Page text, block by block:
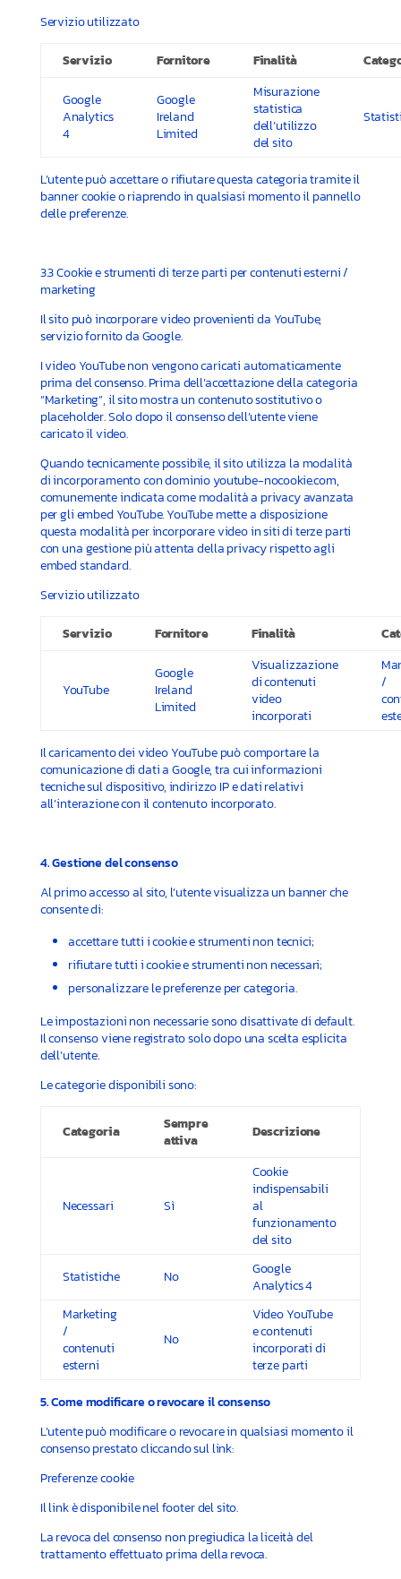
Servizio utilizzato
Servizio Fornitore Finalità
Google
Analytics
4
Google
Ireland
Limited
Misurazione
statistica
dell’utilizzo
del sito
L’utente può accettare o rifiutare questa categoria tramite il
banner cookie o riaprendo in qualsiasi momento il pannello
delle preferenze.
3.3 Cookie e strumenti di terze parti per contenuti esterni /
marketing
Il sito può incorporare video provenienti da YouTube,
servizio fornito da Google.
I video YouTube non vengono caricati automaticamente
prima del consenso. Prima dell’accettazione della categoria
“Marketing”, il sito mostra un contenuto sostitutivo o
placeholder. Solo dopo il consenso dell’utente viene
caricato il video.
Quando tecnicamente possibile, il sito utilizza la modalità
di incorporamento con dominio youtube-nocookie.com,
comunemente indicata come modalità a privacy avanzata
per gli embed YouTube. YouTube mette a disposizione
questa modalità per incorporare video in siti di terze parti
con una gestione più attenta della privacy rispetto agli
embed standard.
Servizio utilizzato
Servizio Fornitore Finalità
YouTube
Google
Ireland
Limited
Visualizzazione
di contenuti
video
incorporati
/
Il caricamento dei video YouTube può comportare la
comunicazione di dati a Google, tra cui informazioni
tecniche sul dispositivo, indirizzo IP e dati relativi
all’interazione con il contenuto incorporato.
4. Gestione del consenso
Al primo accesso al sito, l’utente visualizza un banner che
consente di:
accettare tutti i cookie e strumenti non tecnici;
rifiutare tutti i cookie e strumenti non necessari;
personalizzare le preferenze per categoria.
Le impostazioni non necessarie sono disattivate di default.
Il consenso viene registrato solo dopo una scelta esplicita
dell’utente.
Le categorie disponibili sono:
Categoria
Sempre
attiva
Descrizione
Necessari Sì
Cookie
indispensabili
al
funzionamento
del sito
Statistiche
No
Google
Analytics 4
Marketing
/
contenuti
esterni
No
Video YouTube
e contenuti
incorporati di
terze parti
5. Come modificare o revocare il consenso
L’utente può modificare o revocare in qualsiasi momento il
consenso prestato cliccando sul link:
Preferenze cookie
Il link è disponibile nel footer del sito.
La revoca del consenso non pregiudica la liceità del
trattamento effettuato prima della revoca.